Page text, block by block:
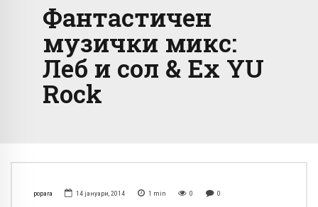
Фантастичен
музички микс:
Леб и сол & Ex YU
Rock
popara 14 јануари, 2014 1 min 0 0